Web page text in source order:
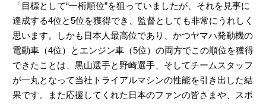
「目標として“一桁順位”を狙っていましたが、それを見事に
達成する4位と5位を獲得でき、監督としても非常にうれしく
思います。しかも日本人最高位であり、かつヤマハ発動機の
電動車（4位）とエンジン車（5位）の両方でこの順位を獲得
できたことは、黒山選手と野崎選手、そしてチームスタッフ
が一丸となって当社トライアルマシンの性能を引き出した結
果です。また応援してくれた日本のファンの皆さまや、スポ